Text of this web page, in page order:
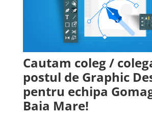
Cautam coleg /
postul de Graphic
pentru echipa
Baia Mare!